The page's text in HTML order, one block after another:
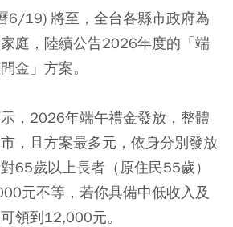
6/19) 將至，全台各縣市政府為
庭，陸續公告2026年度的「端
金」方案。
，2026年端午禮金發放，整體
，且方案最多元，依身分別發放
65歲以上長者（原住民55歲）
元不等，若你具備中低收入及
領到12,000元。